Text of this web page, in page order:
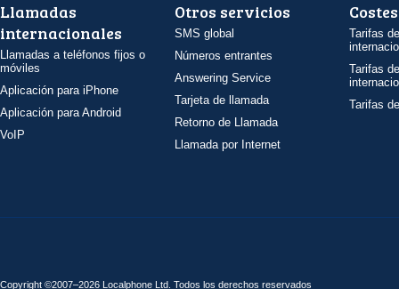
Llamadas
internacionales
Llamadas a teléfonos fijos o
móviles
Aplicación para iPhone
Aplicación para Android
VoIP
Otros servicios
SMS global
Números entrantes
Answering Service
Tarjeta de llamada
Retorno de Llamada
Llamada por Internet
Costes
Tarifas
Tarifas
Tarifas
Copyright ©2007–2026 Localphone Ltd . Todos los derechos reservados